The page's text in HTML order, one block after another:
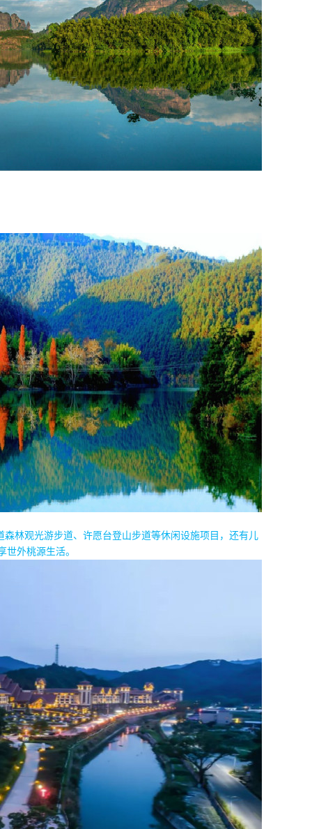
林观光游步道、许愿台登山步道等休闲设施项目，还有儿
外桃源生活。